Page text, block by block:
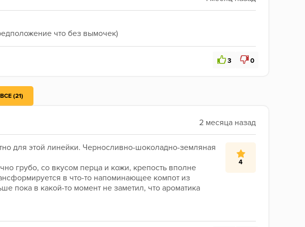
что без вымочек)
3 0
(21)
4
для этой линейки. Черносливно-шоколадно-земляная
грубо, со вкусом перца и кожи, крепость вполне
в что-то напоминающее компот из
пока в какой-то момент не заметил, что ароматика